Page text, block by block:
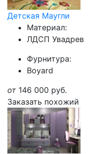
Детская Маугли
Материал:
ЛДСП Увадрев
Фурнитура:
Boyard
от 146 000 руб.
Заказать похожий